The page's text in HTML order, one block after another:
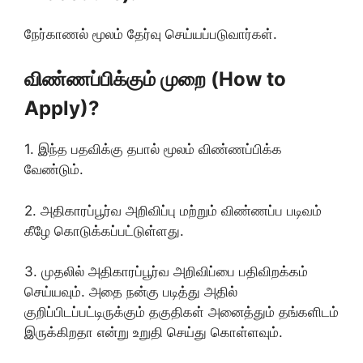
நேர்காணல் மூலம் தேர்வு செய்யப்படுவார்கள்.
விண்ணப்பிக்கும் முறை (How to
Apply)?
1. இந்த பதவிக்கு தபால் மூலம் விண்ணப்பிக்க
வேண்டும்.
2. அதிகாரப்பூர்வ அறிவிப்பு மற்றும் விண்ணப்ப படிவம்
கீழே கொடுக்கப்பட்டுள்ளது.
3. முதலில் அதிகாரப்பூர்வ அறிவிப்பை பதிவிறக்கம்
செய்யவும். அதை நன்கு படித்து அதில்
குறிப்பிடப்பட்டிருக்கும் தகுதிகள் அனைத்தும் தங்களிடம்
இருக்கிறதா என்று உறுதி செய்து கொள்ளவும்.